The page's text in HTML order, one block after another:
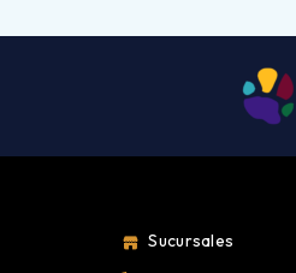
Sucursales